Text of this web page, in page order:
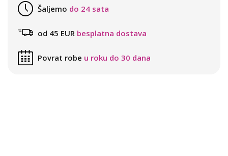
Šaljemo do 24 sata
od 45 EUR besplatna dostava
Povrat robe u roku do 30 dana